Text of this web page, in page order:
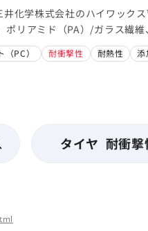
化学株式会社のハイワック
リアミド（PA）/ガラス繊維
PC） 耐衝撃性 耐熱性 添
タイヤ 耐衝撃